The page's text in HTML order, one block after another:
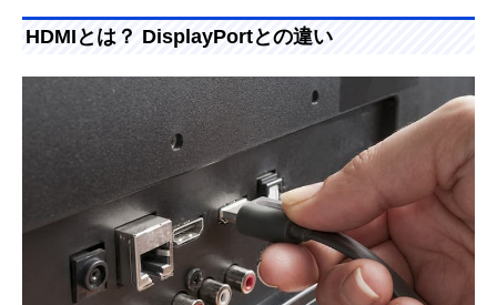
HDMIとは？ DisplayPortとの違い